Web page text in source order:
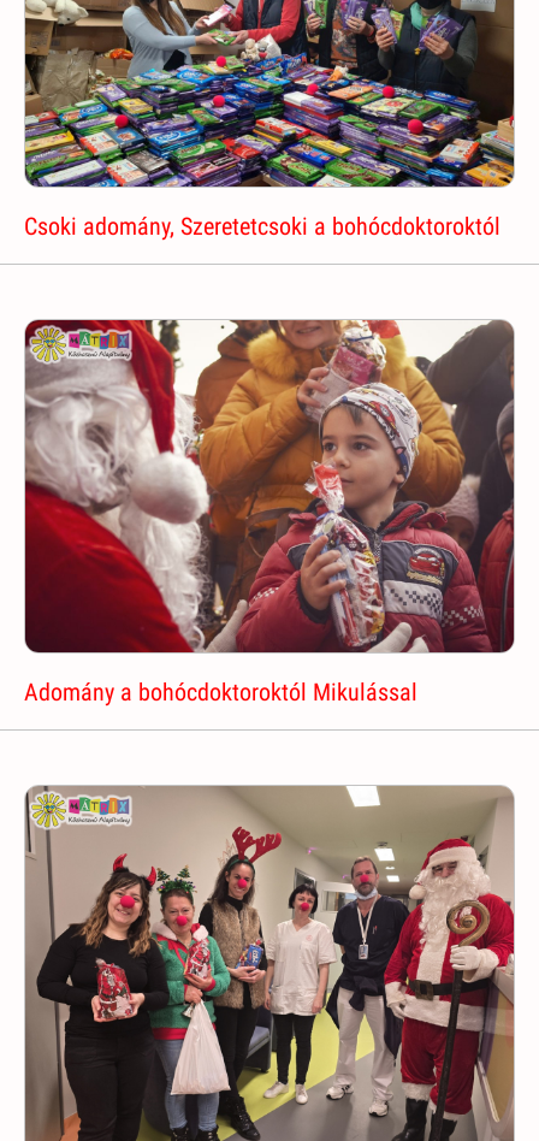
Csoki adomány, Szeretetcsoki a bohócdoktoroktól
Adomány a bohócdoktoroktól Mikulással